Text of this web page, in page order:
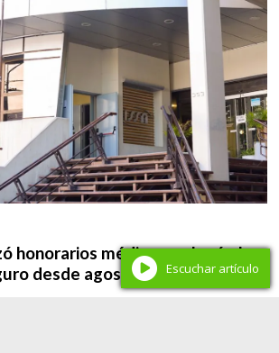
honorarios médicos y elevó el
desde agosto
Escuchar artículo